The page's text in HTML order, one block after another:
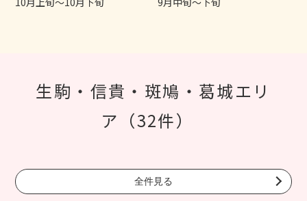
生駒・信貴・斑鳩・葛城エリ
ア（32件）
全件見る